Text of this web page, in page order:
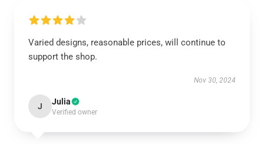
Varied designs, reasonable prices, will continue to
support the shop.
Nov 30, 2024
J Julia
Verified owner